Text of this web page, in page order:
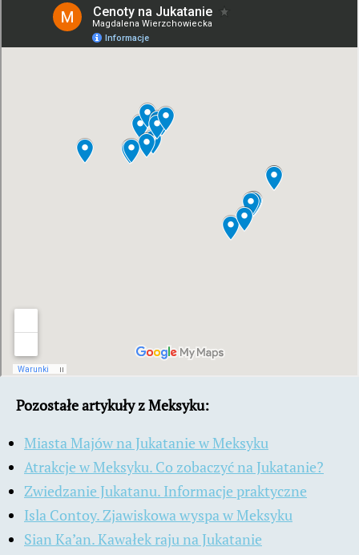
Pozostałe artykuły z Meksyku:
Miasta Majów na Jukatanie w Meksyku
Atrakcje w Meksyku. Co zobaczyć na Jukatanie?
Zwiedzanie Jukatanu. Informacje praktyczne
Isla Contoy. Zjawiskowa wyspa w Meksyku
Sian Ka’an. Kawałek raju na Jukatanie